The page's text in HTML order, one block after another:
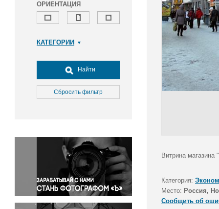
ОРИЕНТАЦИЯ
КАТЕГОРИИ
Досуг, туризм и отдых
Культура
Медицина
Окружающая среда
Политика
Правосудие
Происшествия и конфликты
Религия
Светская жизнь
Найти
Сбросить фильтр
Витрина магазина
Категория:
Место: Россия,
Сообщить об